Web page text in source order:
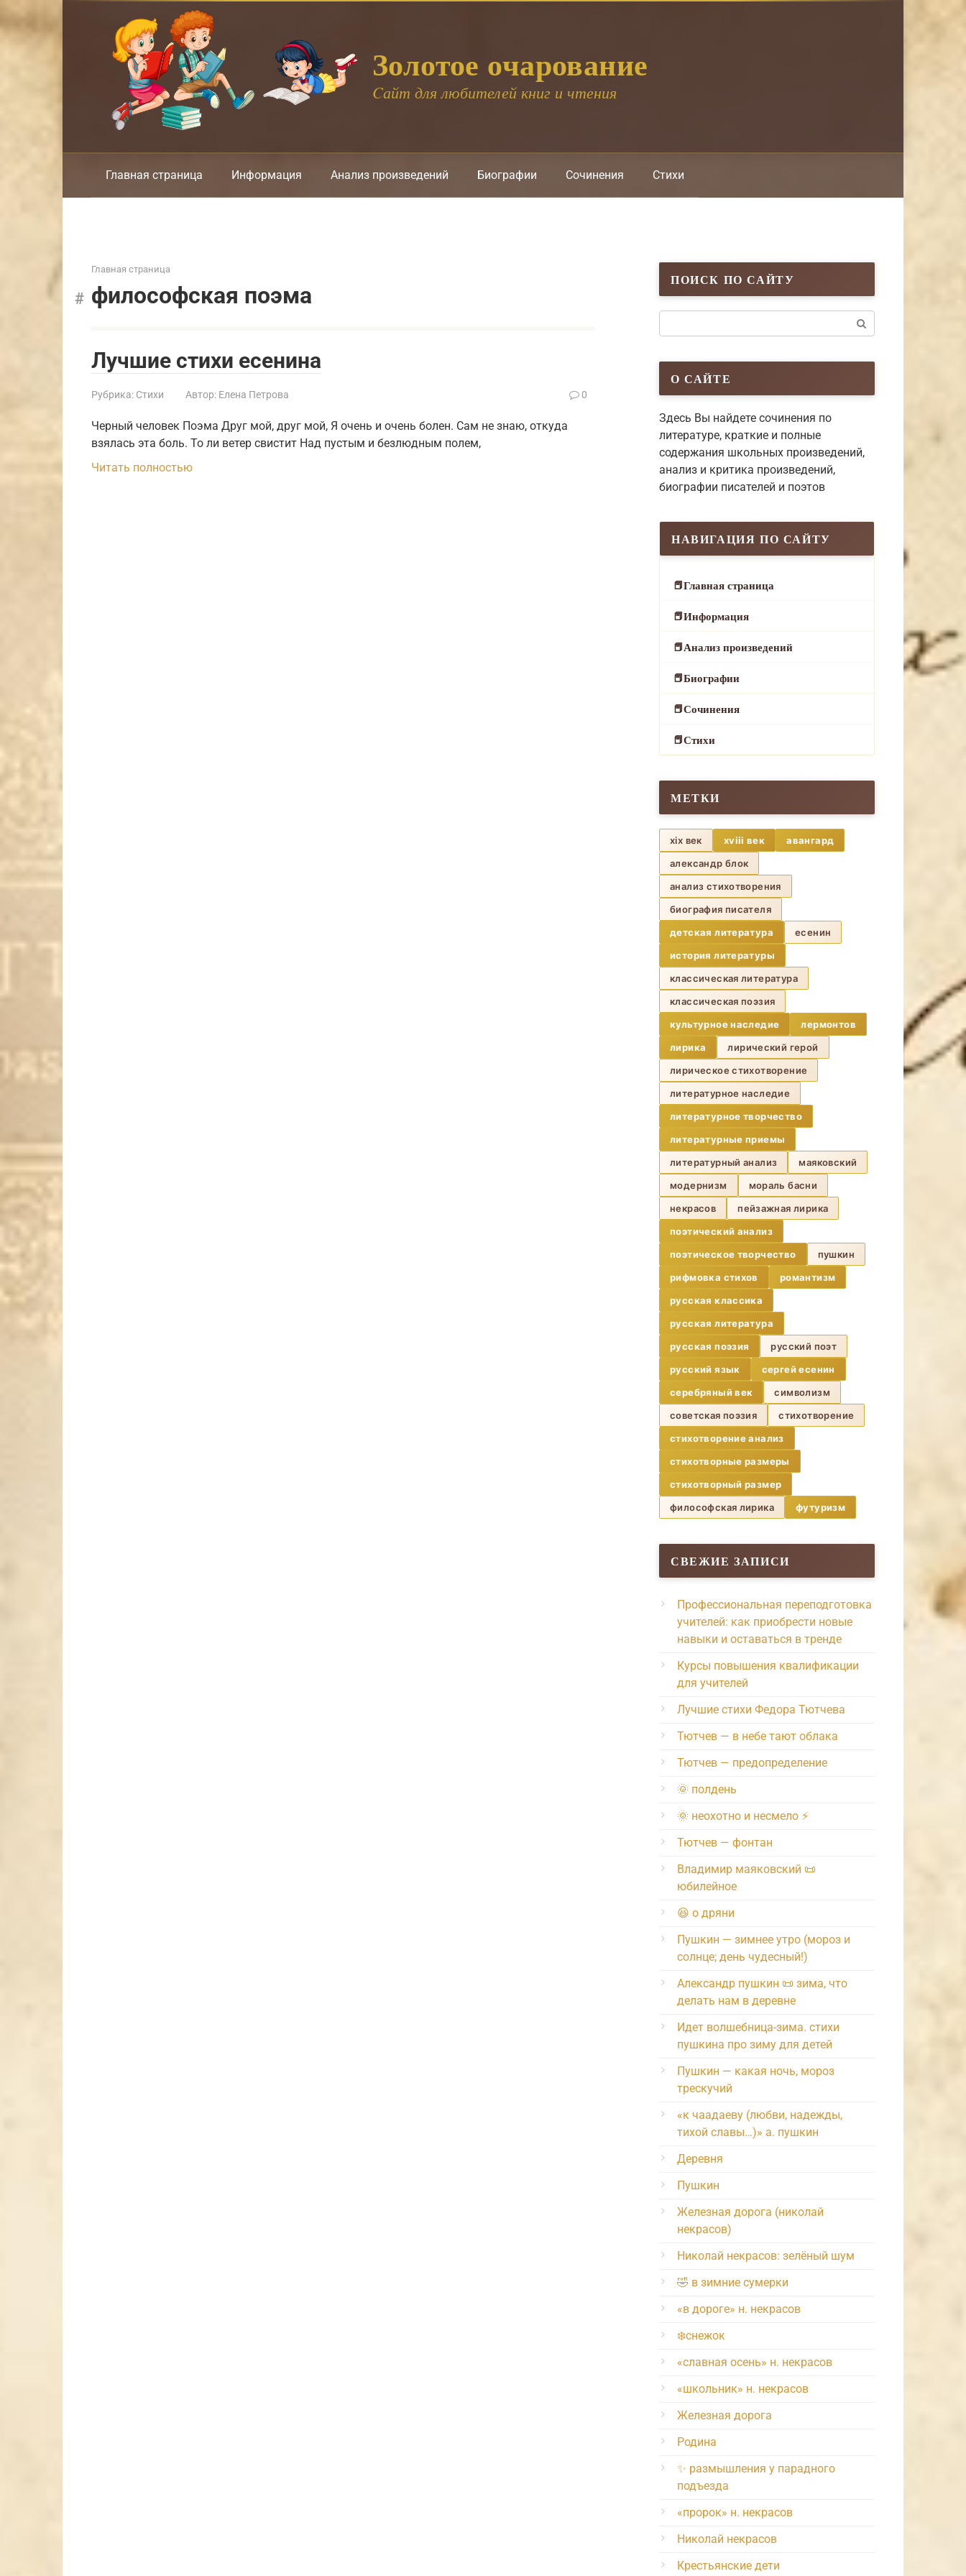
к
Золотое очарование
Cайт для любителей книг и чтения
Главная страница Информация Анализ произведений Биографии Сочинения Стихи
Главная страница
философская поэма
Лучшие стихи есенина
Рубрика: Стихи Автор: Елена Петрова 0
Черный человек Поэма Друг мой, друг мой, Я очень и очень болен. Сам не знаю, откуда
взялась эта боль. То ли ветер свистит Над пустым и безлюдным полем,
Читать полностью
ПОИСК ПО САЙТУ
О САЙТЕ
Здесь Вы найдете сочинения по
литературе, краткие и полные
содержания школьных произведений,
анализ и критика произведений,
биографии писателей и поэтов
НАВИГАЦИЯ ПО САЙТУ
Главная страница
Информация
Анализ произведений
Биографии
Сочинения
Стихи
МЕТКИ
xix век xviii век
авангард
александр блок
анализ стихотворения
биография писателя
детская литература
есенин
история литературы
классическая литература
классическая поэзия
культурное наследие
лермонтов
лирика
лирический герой
лирическое стихотворение
литературное наследие
литературное творчество
литературные приемы
литературный анализ
маяковский
модернизм
мораль басни
некрасов
пейзажная лирика
поэтический анализ
поэтическое творчество
пушкин
рифмовка стихов
романтизм
русская классика
русская литература
русская поэзия
русский поэт
русский язык
сергей есенин
серебряный век
символизм
советская поэзия
стихотворение
стихотворение анализ
стихотворные размеры
стихотворный размер
философская лирика
футуризм
СВЕЖИЕ ЗАПИСИ
Профессиональная переподготовка
учителей: как приобрести новые
навыки и оставаться в тренде
Курсы повышения квалификации
для учителей
Лучшие стихи Федора Тютчева
Тютчев — в небе тают облака
Тютчев — предопределение
🌞 полдень
🌞 неохотно и несмело ⚡️
Тютчев — фонтан
Владимир маяковский 📜
юбилейное
😆 о дряни
Пушкин — зимнее утро (мороз и
солнце; день чудесный!)
Александр пушкин 📜 зима, что
делать нам в деревне
Идет волшебница-зима. стихи
пушкина про зиму для детей
Пушкин — какая ночь, мороз
трескучий
«к чаадаеву (любви, надежды,
тихой славы…)» а. пушкин
Деревня
Пушкин
Железная дорога (николай
некрасов)
Николай некрасов: зелёный шум
🤣 в зимние сумерки
«в дороге» н. некрасов
❄️снежок
«славная осень» н. некрасов
«школьник» н. некрасов
Железная дорога
Родина
✨ размышления у парадного
подъезда
«пророк» н. некрасов
Николай некрасов
Крестьянские дети